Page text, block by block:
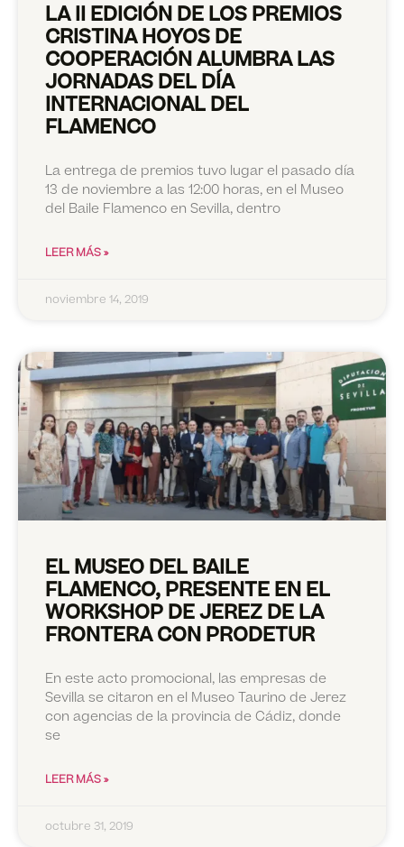
LA II EDICIÓN DE LOS PREMIOS
CRISTINA HOYOS DE
COOPERACIÓN ALUMBRA LAS
JORNADAS DEL DÍA
INTERNACIONAL DEL
FLAMENCO
La entrega de premios tuvo lugar el pasado día
13 de noviembre a las 12:00 horas, en el Museo
del Baile Flamenco en Sevilla, dentro
LEER MÁS »
noviembre 14, 2019
EL MUSEO DEL BAILE
FLAMENCO, PRESENTE EN EL
WORKSHOP DE JEREZ DE LA
FRONTERA CON PRODETUR
En este acto promocional, las empresas de
Sevilla se citaron en el Museo Taurino de Jerez
con agencias de la provincia de Cádiz, donde
se
LEER MÁS »
octubre 31, 2019